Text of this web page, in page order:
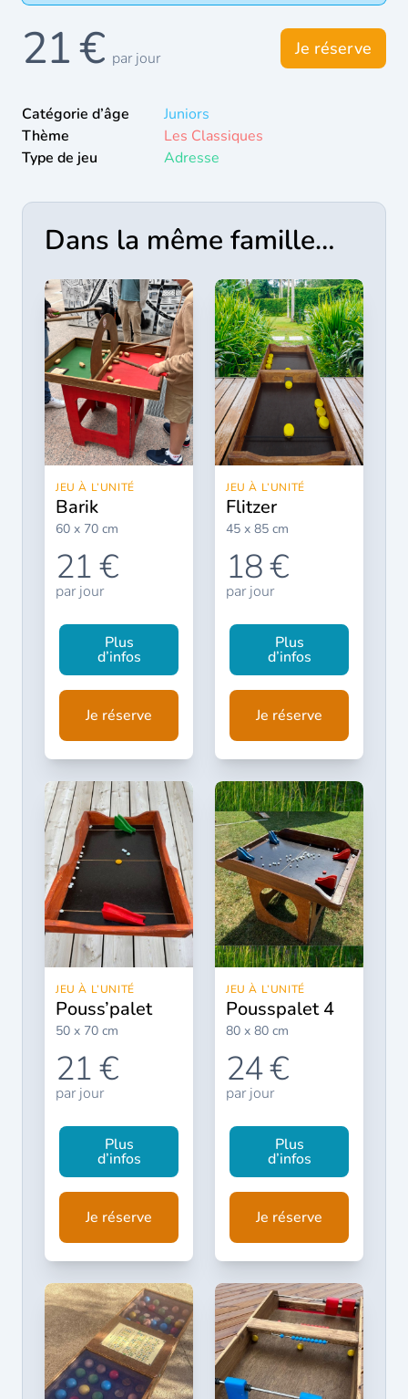
21 € par jour Je réserve
Catégorie d’âge
Juniors
Thème
Les Classiques
Type de jeu
Adresse
Dans la même famille…
JEU À L’UNITÉ
barik
60 x 70 cm
21 €
par jour
Plus
d’infos
Je réserve
JEU À L’UNITÉ
flitzer
45 x 85 cm
18 €
par jour
Plus
d’infos
Je réserve
JEU À L’UNITÉ
pouss’palet
50 x 70 cm
21 €
par jour
Plus
d’infos
Je réserve
JEU À L’UNITÉ
pousspalet 4
80 x 80 cm
24 €
par jour
Plus
d’infos
Je réserve